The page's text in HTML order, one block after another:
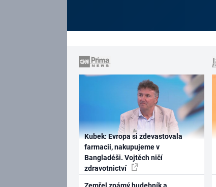
Kubek: Evropa si zdevastovala
farmacii, nakupujeme v
Bangladéši. Vojtěch ničí
zdravotnictví